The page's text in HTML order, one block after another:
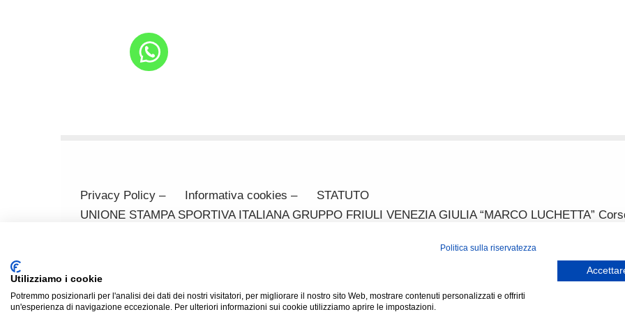
Privacy Policy – Informativa cookies –
STATUTO
UNIONE STAMPA SPORTIVA ITALIANA GRUPPO FRIULI VENEZIA GIULIA “MARCO LUCHETTA”
370371 Codice Fiscale 80031170329 Mail: ussi_fvg@hotmail.com IBAN
email: aas-privacy@gmail.com
Politica sulla riservatezza
Utilizziamo i cookie
Potremmo posizionarli per l'analisi dei dati dei nostri visitatori, per migliorare il nostro sito Web, mostrare contenuti personalizzati e offrirti
un'esperienza di navigazione eccezionale. Per ulteriori informazioni sui cookie utilizziamo aprire le impostazioni.